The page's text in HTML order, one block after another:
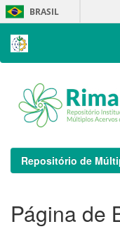
Skip
navigation
BRASIL
Repositório de
Página de